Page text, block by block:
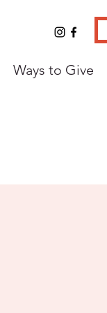
Ways to Give